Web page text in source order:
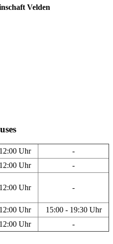
Velden
Uhr
-
Uhr -
Uhr -
Uhr
15:00 - 19:30 Uhr
Uhr -